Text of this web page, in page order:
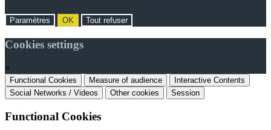
Paramètres OK Tout refuser
Cookies settings
×
Functional Cookies Measure of audience
Interactive Contents
Social Networks / Videos
Other cookies Session
Functional Cookies